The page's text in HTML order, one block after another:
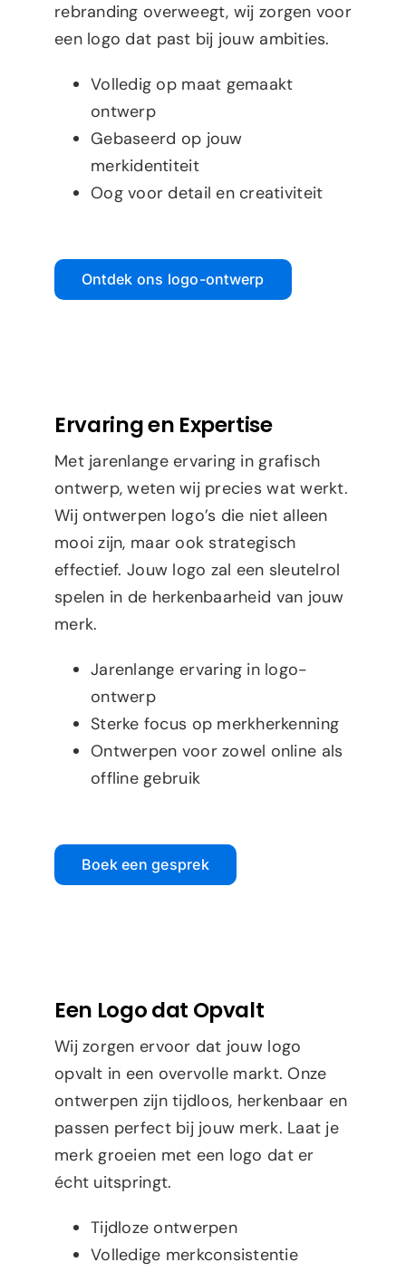
rebranding overweegt, wij zorgen voor
een logo dat past bij jouw ambities.
Volledig op maat gemaakt
ontwerp
Gebaseerd op jouw
merkidentiteit
Oog voor detail en creativiteit
Ontdek ons logo-ontwerp
Ervaring en Expertise
Met jarenlange ervaring in grafisch
ontwerp, weten wij precies wat werkt.
Wij ontwerpen logo’s die niet alleen
mooi zijn, maar ook strategisch
effectief. Jouw logo zal een sleutelrol
spelen in de herkenbaarheid van jouw
merk.
Jarenlange ervaring in logo-
ontwerp
Sterke focus op merkherkenning
Ontwerpen voor zowel online als
offline gebruik
Boek een gesprek
Een Logo dat Opvalt
Wij zorgen ervoor dat jouw logo
opvalt in een overvolle markt. Onze
ontwerpen zijn tijdloos, herkenbaar en
passen perfect bij jouw merk. Laat je
merk groeien met een logo dat er
écht uitspringt.
Tijdloze ontwerpen
Volledige merkconsistentie